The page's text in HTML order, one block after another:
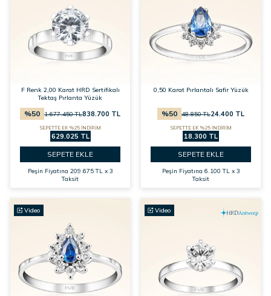
F Renk 2,00 Karat HRD Sertifikalı
Tektaş Pırlanta Yüzük
%50 1.677.450TL838.700 TL
SEPETTE EK %25 İNDİRİM
629.025 TL
SEPETE EKLE
Peşin Fiyatına 209.675 TL x 3
Taksit
0,50 Karat Pırlantalı Safir Yüzük
%50 48.850TL24.400 TL
SEPETTE EK %25 İNDİRİM
18.300 TL
SEPETE EKLE
Peşin Fiyatına 6.100 TL x 3
Taksit
Video Video